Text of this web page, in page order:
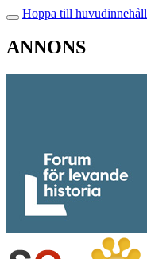
Hoppa till huvudinnehåll
ANNONS